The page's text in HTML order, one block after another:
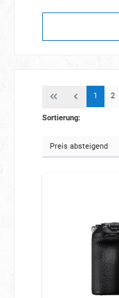
1 2
Sortierung: